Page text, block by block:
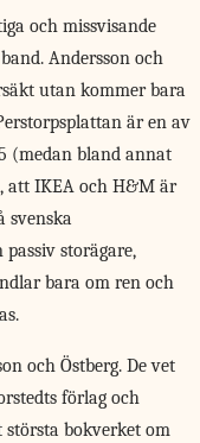
och missvisande
Andersson och
utan kommer bara
är en av
(medan bland annat
att IKEA och H&M är
svenska
passiv storägare,
bara om ren och
och Östberg. De vet
förlag och
bokverket om